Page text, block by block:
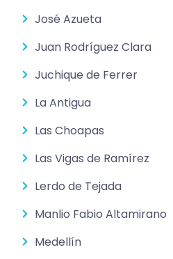
José Azueta
Juan Rodríguez Clara
Juchique de Ferrer
La Antigua
Las Choapas
Las Vigas de Ramírez
Lerdo de Tejada
Manlio Fabio Altamirano
Medellín